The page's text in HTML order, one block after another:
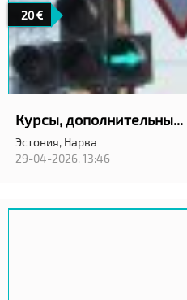
20
Курсы, дополнительные уроки вождения кат: "B". Тел: 5205599.
Эстония, Нарва
29-04-2026, 13:46